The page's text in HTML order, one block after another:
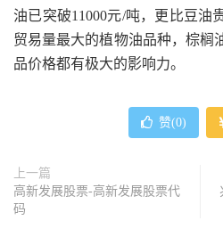
油已突破11000元/吨，更比豆油
贸易量最大的植物油品种，棕榈
品价格都有极大的影响力。
赞(0)
上一篇
高新发展股票-高新发展股票代
码